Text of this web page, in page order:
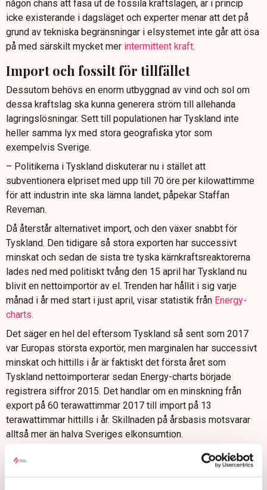
någon chans att fasa ut de fossila kraftslagen, är i princip
icke existerande i dagsläget och experter menar att det på
grund av tekniska begränsningar i elsystemet inte går att ösa
på med särskilt mycket mer intermittent kraft.
Import och fossilt för tillfället
Dessutom behövs en enorm utbyggnad av vind och sol om
dessa kraftslag ska kunna generera ström till allehanda
lagringslösningar. Sett till populationen har Tyskland inte
heller samma lyx med stora geografiska ytor som
exempelvis Sverige.
– Politikerna i Tyskland diskuterar nu i stället att
subventionera elpriset med upp till 70 öre per kilowattimme
för att industrin inte ska lämna landet, påpekar Staffan
Reveman.
Då återstår alternativet import, och den växer snabbt för
Tyskland. Den tidigare så stora exporten har successivt
minskat och sedan de sista tre tyska kärnkraftsreaktorerna
lades ned med politiskt tvång den 15 april har Tyskland nu
blivit en nettoimportör av el. Trenden har hållit i sig varje
månad i år med start i just april, visar statistik från Energy-
charts.
Det säger en hel del eftersom Tyskland så sent som 2017
var Europas största exportör, men marginalen har successivt
minskat och hittills i år är faktiskt det första året som
Tyskland nettoimporterar sedan Energy-charts började
registrera siffror 2015. Det handlar om en minskning från
export på 60 terawattimmar 2017 till import på 13
terawattimmar hittills i år. Skillnaden på årsbasis motsvarar
alltså mer än halva Sveriges elkonsumtion.
– Tyskland har historiskt varit en mycket stor exportör av
elektricitet i Europa. Nu exporterar vi när solen lyser och